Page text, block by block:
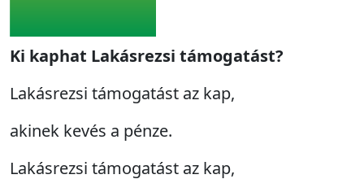
Ki kaphat Lakásrezsi támogatást?
Lakásrezsi támogatást az kap,
akinek kevés a pénze.
Lakásrezsi támogatást az kap,